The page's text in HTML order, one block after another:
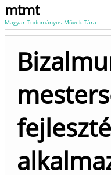
mtmt
Magyar Tudományos Művek Tára